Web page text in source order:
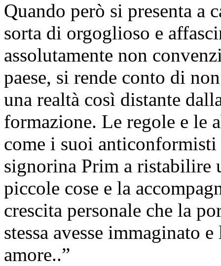
Quando però si presenta a
sorta di orgoglioso e
assolutamente non
paese, si rende conto di
una realtà così distante
formazione. Le regole e le
come i suoi
signorina Prim a ristabilire
piccole cose e la
crescita personale che la
stessa avesse immaginato
amore..”